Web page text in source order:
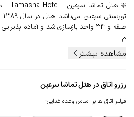
طبقه و 34 واحد بازسازی شد و آماده
م...
مشاهده بیشتر
رزرو اتاق در هتل تماشا سرعین
فیلتر اتاق ها بر اساس وعده غذایی: